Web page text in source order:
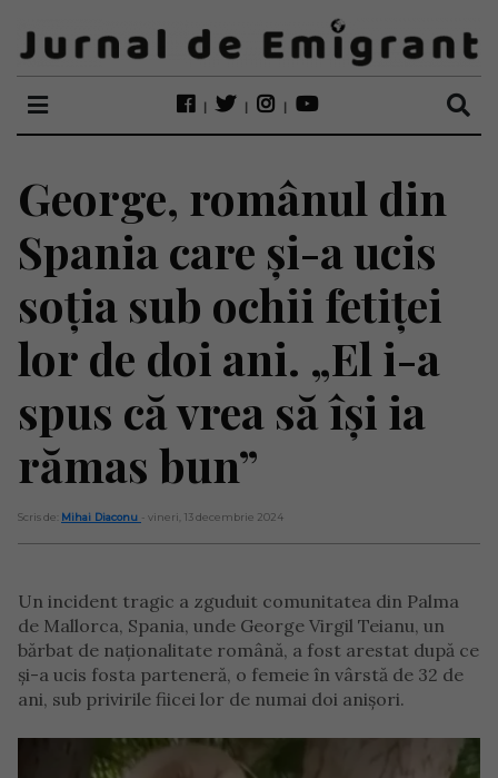
George, românul din
Spania care și-a ucis
soția sub ochii fetiței
lor de doi ani. „El i-a
spus că vrea să își ia
rămas bun”
Scris de: Mihai Diaconu - vineri, 13 decembrie 2024
Un incident tragic a zguduit comunitatea din Palma
de Mallorca, Spania, unde George Virgil Teianu, un
bărbat de naționalitate română, a fost arestat după ce
și-a ucis fosta parteneră, o femeie în vârstă de 32 de
ani, sub privirile fiicei lor de numai doi anișori.